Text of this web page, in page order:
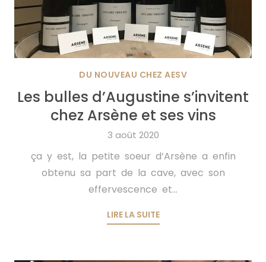
DU NOUVEAU CHEZ AESV
Les bulles d’Augustine s’invitent
chez Arsène et ses vins
3 août 2020
ça y est, la petite soeur d’Arsène a enfin
obtenu sa part de la cave, avec son
effervescence et...
LIRE LA SUITE